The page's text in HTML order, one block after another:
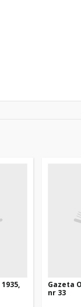
Gazeta
nr 33